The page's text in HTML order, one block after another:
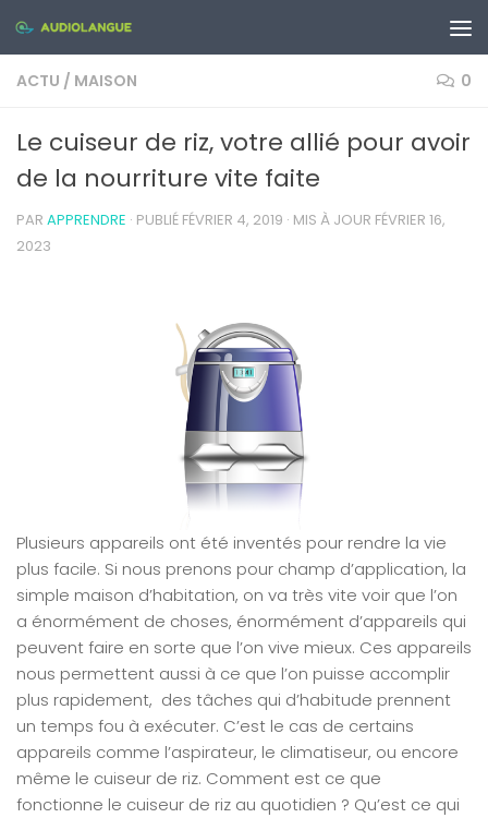
Skip to content
ACTU / MAISON 0
Le cuiseur de riz, votre allié pour avoir
de la nourriture vite faite
PAR APPRENDRE · PUBLIÉ FÉVRIER 4, 2019 · MIS À JOUR FÉVRIER 16,
2023
Plusieurs appareils ont été inventés pour rendre la vie
plus facile. Si nous prenons pour champ d’application, la
simple maison d’habitation, on va très vite voir que l’on
a énormément de choses, énormément d’appareils qui
peuvent faire en sorte que l’on vive mieux. Ces appareils
nous permettent aussi à ce que l’on puisse accomplir
plus rapidement, des tâches qui d’habitude prennent
un temps fou à exécuter. C’est le cas de certains
appareils comme l’aspirateur, le climatiseur, ou encore
même le cuiseur de riz. Comment est ce que
fonctionne le cuiseur de riz au quotidien ? Qu’est ce qui